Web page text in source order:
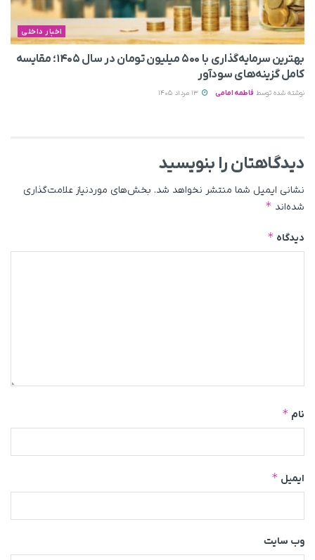
اخبار داخلی
بهترین سرمایه‌گذاری با ۵۰۰ میلیون تومان در سال ۱۴۰۵؛ مقایسه
کامل گزینه‌های سودآور
نوشته شده توسط فاطمه امامی
دیدگاهتان را بنویسید
نشانی ایمیل شما منتشر نخواهد شد. بخش‌های موردنیاز علامت‌گذاری
شده‌اند *
دیدگاه *
نام *
ایمیل *
وب‌ سایت